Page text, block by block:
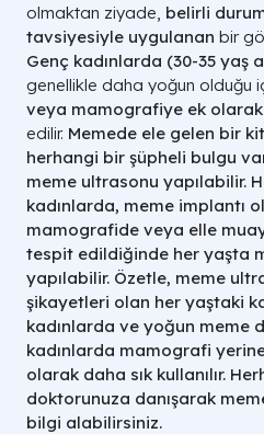
olmaktan ziyade, belirli
tavsiyesiyle uygulanan bir
Genç kadınlarda (30-35 yaş
genellikle daha yoğun olduğu
veya mamografiye ek olarak
edilir. Memede ele gelen bir
herhangi bir şüpheli bulgu
meme ultrasonu yapılabilir.
kadınlarda, meme implantı
mamografide veya elle
tespit edildiğinde her yaşta
yapılabilir. Özetle, meme
şikayetleri olan her yaştaki
kadınlarda ve yoğun meme
kadınlarda mamografi
olarak daha sık kullanılır.
doktorunuza danışarak
bilgi alabilirsiniz.